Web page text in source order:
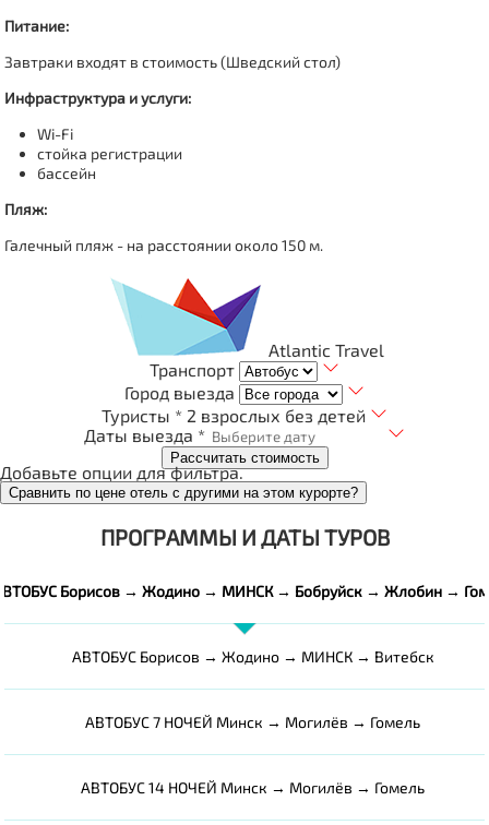
Питание:
Завтраки входят в стоимость (Шведский стол)
Инфраструктура и услуги:
Wi-Fi
стойка регистрации
бассейн
Пляж:
Галечный пляж - на расстоянии около 150 м.
Atlantic Travel
Транспорт
Город выезда
Туристы * 2 взрослых без детей
Даты выезда *
Рассчитать стоимость
Добавьте опции для фильтра.
Сравнить по цене отель с другими на этом курорте?
ПРОГРАММЫ И ДАТЫ ТУРОВ
Борисов → Жодино → МИНСК → Бобруйск → Жлобин →
АВТОБУС Борисов → Жодино → МИНСК → Витебск
АВТОБУС 7 НОЧЕЙ Минск → Могилёв → Гомель
АВТОБУС 14 НОЧЕЙ Минск → Могилёв → Гомель